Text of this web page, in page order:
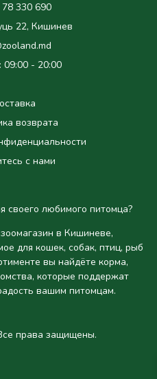
330 690
22, Кишинев
09:00 - 20:00
возврата
с нами
своего любимого питомца?
в Кишиневе,
для кошек, собак, птиц, рыб
вы найдёте корма,
которые поддержат
вашим питомцам.
права защищены.